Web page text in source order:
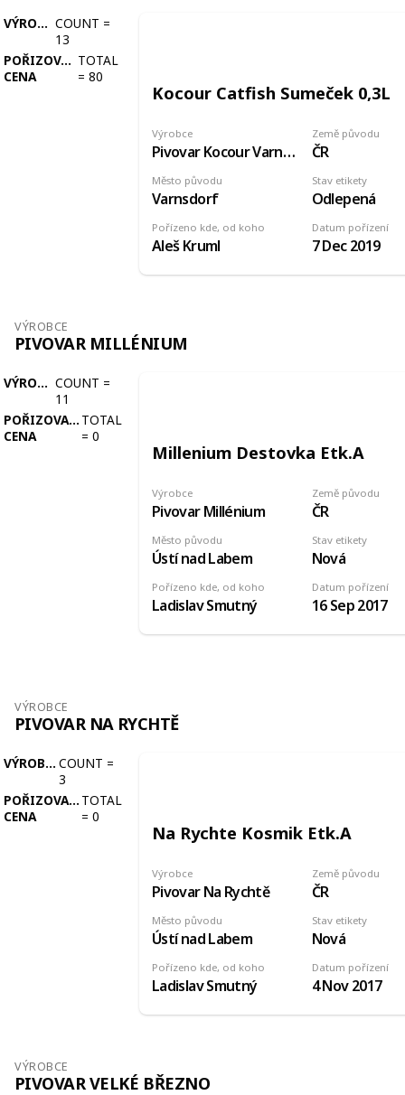
VÝROBCE COUNT =
13
POŘIZOVACÍ
CENA
TOTAL
=80
Kocour Catfish Sumeček 0,3L
Výrobce
Pivovar Kocour Varnsdorf
Země původu
ČR
Pořízeno kde, od koho
Aleš Kruml
Stav etikety
Odlepená
Datum pořízení
7 Dec 2019
Město původu
Varnsdorf
VÝROBCE
PIVOVAR MILLÉNIUM
VÝROBCE COUNT =
11
POŘIZOVACÍ
CENA
TOTAL
= 0
Millenium Destovka Etk.A
Výrobce
Pivovar Millénium
Země původu
ČR
Pořízeno kde, od koho
Ladislav Smutný
Stav etikety
Nová
Datum pořízení
16 Sep 2017
Město původu
Ústí nad Labem
VÝROBCE
PIVOVAR NA RYCHTĚ
VÝROBCE COUNT =
3
POŘIZOVACÍ
CENA
TOTAL
= 0
Na Rychte Kosmik Etk.A
Výrobce
Pivovar Na Rychtě
Země původu
ČR
Pořízeno kde, od koho
Ladislav Smutný
Stav etikety
Nová
Datum pořízení
4 Nov 2017
Město původu
Ústí nad Labem
VÝROBCE
PIVOVAR VELKÉ BŘEZNO